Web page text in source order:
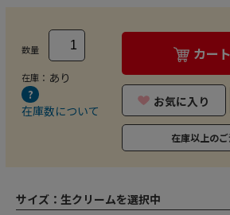
数量
在庫： あり
在庫数について
カー
お気に入り
在庫以上の
サイズ： 生クリームを選択中